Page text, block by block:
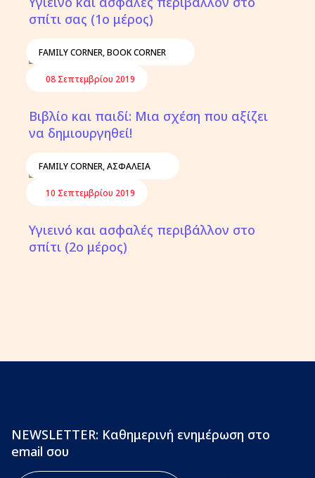
σπίτι σας (1ο μέρος)
FAMILY CORNER,BOOK CORNER
08 Σεπτεμβρίου 2019
Βιβλίο και παιδί: Μια σχέση που αξίζει
να δημιουργηθεί!
FAMILY CORNER,ΑΣΦΆΛΕΙΑ
10 Σεπτεμβρίου 2019
Υγιεινό και ασφαλές περιβάλλον στο
σπίτι (2ο μέρος)
NEWSLETTER: Καθημερινή ενημέρωση στο
email σου